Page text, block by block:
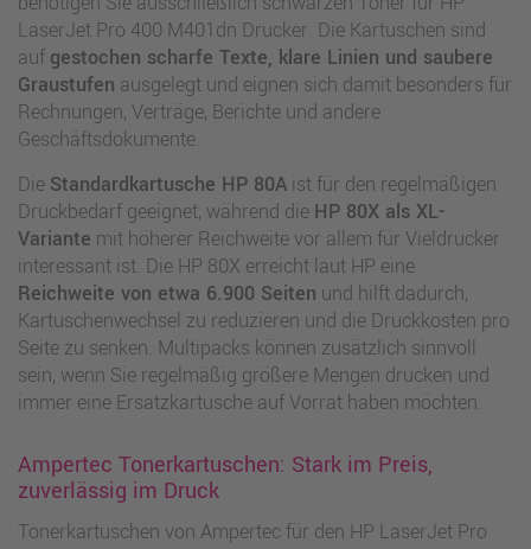
LaserJet Pro 400 M401dn Drucker. Die Kartuschen sind
auf gestochen scharfe Texte, klare Linien und saubere
Graustufen ausgelegt und eignen sich damit besonders für
Rechnungen, Verträge, Berichte und andere
Geschäftsdokumente.
Die Standardkartusche HP 80Aist für den regelmäßigen
Druckbedarf geeignet, während die HP 80X als XL-
Variante mit höherer Reichweite vor allem für Vieldrucker
interessant ist. Die HP 80X erreicht laut HP eine
Reichweite von etwa 6.900 Seiten und hilft dadurch,
Kartuschenwechsel zu reduzieren und die Druckkosten pro
Seite zu senken. Multipacks können zusätzlich sinnvoll
sein, wenn Sie regelmäßig größere Mengen drucken und
immer eine Ersatzkartusche auf Vorrat haben möchten.
Ampertec Tonerkartuschen: Stark im Preis,
zuverlässig im Druck
Tonerkartuschen von Ampertec für den HP LaserJet Pro